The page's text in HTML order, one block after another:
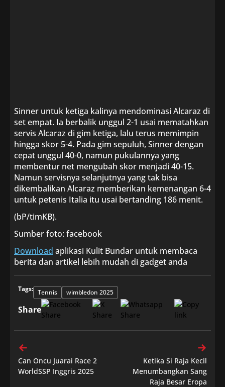
Sinner untuk ketiga kalinya mendominasi Alcaraz di
set empat. Ia berbalik unggul 2-1 usai mematahkan
servis Alcaraz di gim ketiga, lalu terus memimpin
hingga skor 5-4. Pada gim sepuluh, Sinner dengan
cepat unggul 40-0, namun pukulannya yang
membentur net mengubah skor menjadi 40-15.
Namun servisnya selanjutnya yang tak bisa
dikembalikan Alcaraz memberikan kemenangan 6-4
untuk petenis Italia itu usai bertanding 186 menit.
(bP/timKB).
Sumber foto: facebook
Download aplikasi Kulit Bundar untuk membaca
berita dan artikel lebih mudah di gadget anda
Tags: Tennis wimbledon 2025
Share
Can Oncu Juarai Race 2
WorldSSP Inggris 2025
Ketika Si Raja Kecil
Menumbangkan Sang
Raja Besar Eropa